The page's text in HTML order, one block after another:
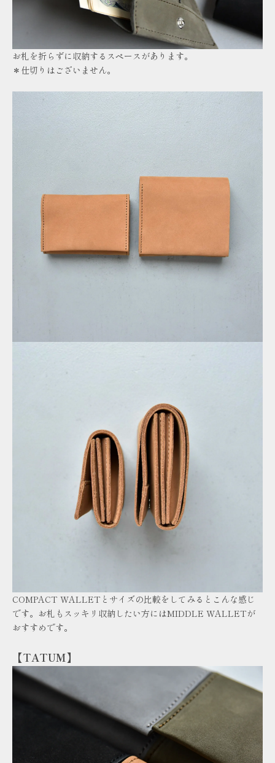
お札を折らずに収納するスペースがあります。
＊仕切りはございません。
COMPACT WALLETとサイズの比較をしてみるとこんな感じ
です。お札もスッキリ収納したい方にはMIDDLE WALLETが
おすすめです。
【TATUM】